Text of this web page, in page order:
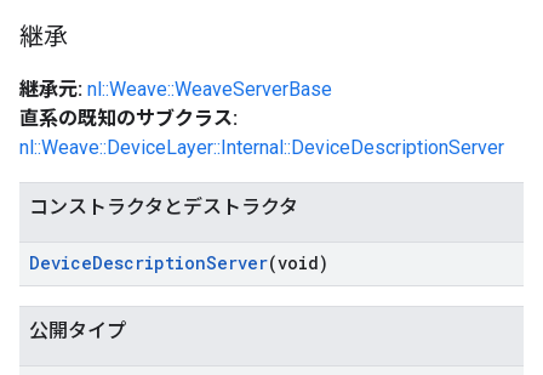
継承
継承元: nl::Weave::WeaveServerBase
直系の既知のサブクラス:
nl::Weave::DeviceLayer::Internal::DeviceDescriptionServer
コンストラクタとデストラクタ
DeviceDescriptionServer(void)
公開タイプ